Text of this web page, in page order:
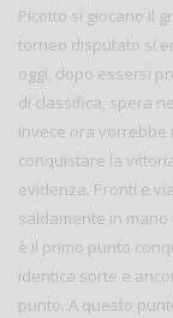
Picotto si giocano il
torneo disputato si
oggi, dopo essersi
di classifica, spera
invece ora vorrebbe
conquistare la
evidenza. Pronti e
saldamente in mano
è il primo punto
identica sorte e
punto. A questo